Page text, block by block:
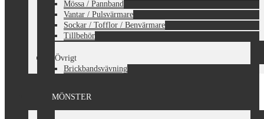
Mössa / Pannband
Vantar / Pulsvärmare
Sockar / Tofflor / Benvärmare
Tillbehör
Övrigt
Brickbandsvävning
MÖNSTER